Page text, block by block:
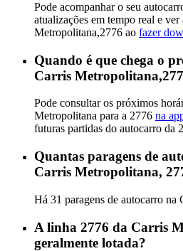
Pode acompanhar o seu
atualizações em tempo real e
Metropolitana,2776 ao fazer
Quando é que chega o
Carris
Pode consultar os próximos
Metropolitana para a 2776 na
futuras partidas do autocarro da
Quantas paragens de
Carris Metropolitana,
Há 31 paragens de autocarro
A linha 2776 da Carris
geralmente lotada?